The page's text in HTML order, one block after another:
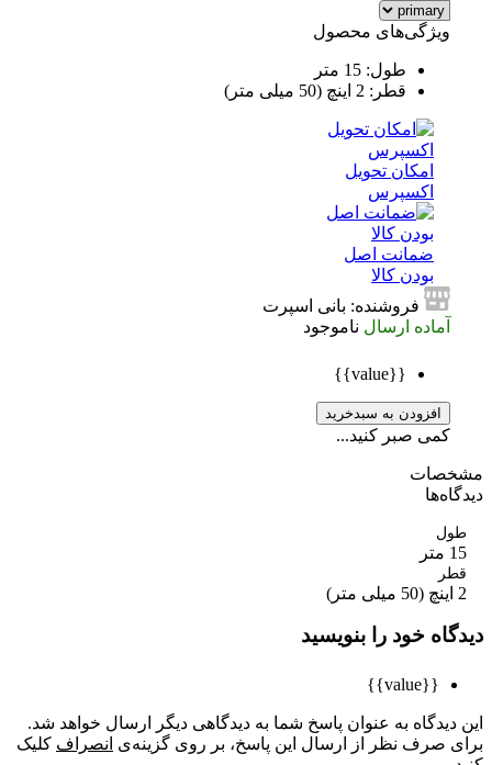
ویژگی‌های محصول
طول: 15 متر
قطر: 2 اینچ (50 میلی متر)
امکان تحویل
اکسپرس
ضمانت اصل
بودن کالا
فروشنده: بانی اسپرت
آماده ارسال ناموجود
افزودن به سبدخرید
کمی صبر کنید...
خود را بنویسید
به عنوان پاسخ شما به دیدگاهی دیگر ارسال خواهد شد.
صرف نظر از ارسال این پاسخ، بر روی گزینه‌ی انصرافکلیک